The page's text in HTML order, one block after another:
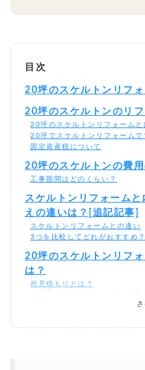
目次
20坪のスケルトンリフ
20坪のスケルトンのリ
20坪のスケルトンリフォームと
20坪でスケルトンリフォームで
固定資産税について
20坪のスケルトンの費用
工事期間はどのくらい？
スケルトンリフォーム
えの違いは？[追記記事]
スケルトンリフォームとの違い
3つを比較してどれがおすすめ？
20坪のスケルトンリフ
は？
相見積もりとは？